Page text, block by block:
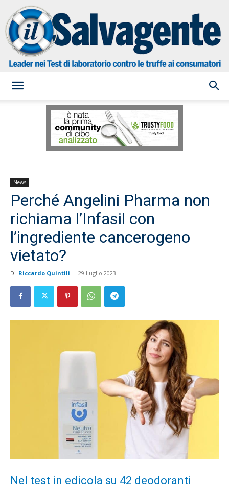
Salvagente
News
Perché Angelini Pharma non
richiama l’Infasil con
l’ingrediente cancerogeno
vietato?
Di Riccardo Quintili - 29 Luglio 2023
Nel test in edicola su 42 deodoranti